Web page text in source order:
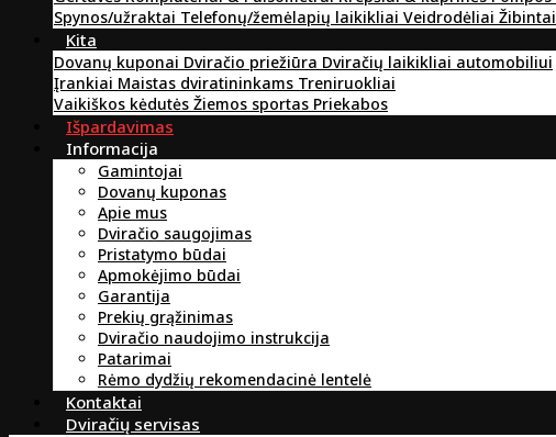
Spynos/užraktai Telefonų/žemėlapių laikikliai Veidrodėliai Žibintai
Kita
Dovanų kuponai Dviračio priežiūra Dviračių laikikliai automobiliui
Įrankiai Maistas dviratininkams Treniruokliai
Vaikiškos kėdutės Žiemos sportas Priekabos
Išpardavimas
Informacija
Gamintojai
Dovanų kuponas
Apie mus
Dviračio saugojimas
Pristatymo būdai
Apmokėjimo būdai
Garantija
Prekių grąžinimas
Dviračio naudojimo instrukcija
Patarimai
Rėmo dydžių rekomendacinė lentelė
Kontaktai
Dviračių servisas